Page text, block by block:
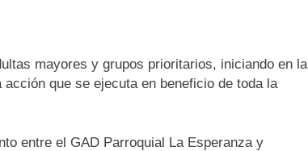
mayores y grupos prioritarios, iniciando en la
que se ejecuta en beneficio de toda la
entre el GAD Parroquial La Esperanza y